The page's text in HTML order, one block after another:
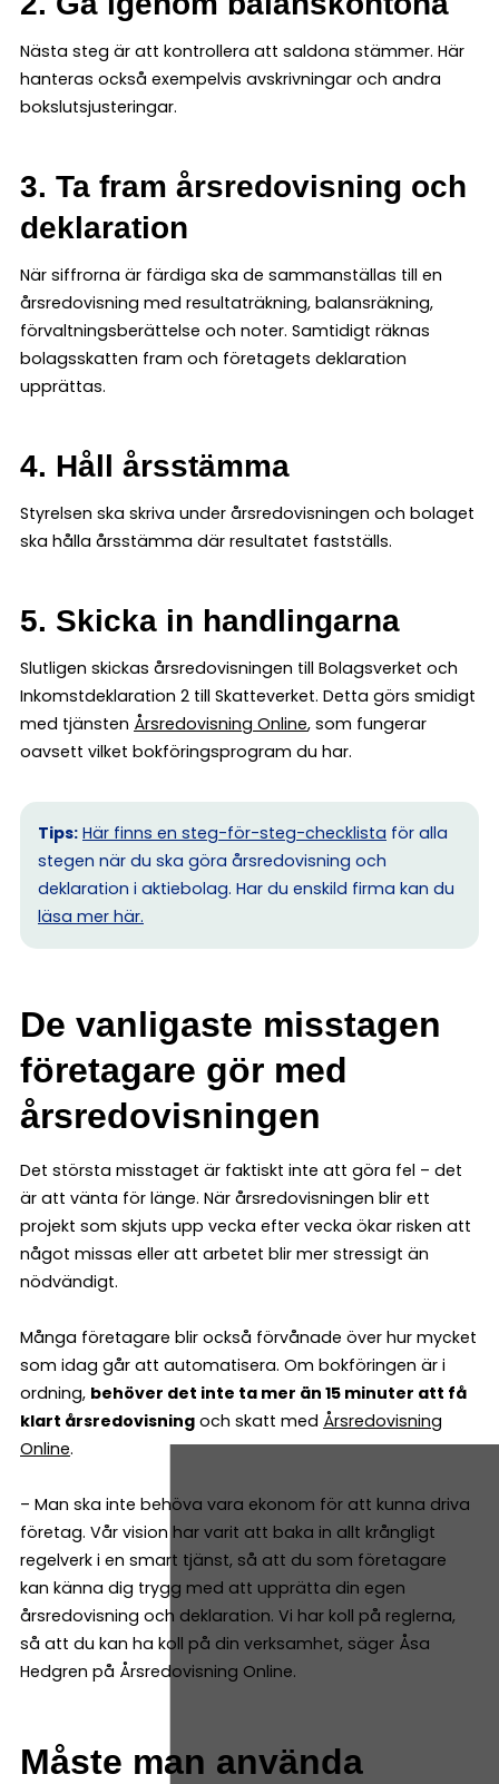
Nästa steg är att kontrollera att saldona stämmer. Här
hanteras också exempelvis avskrivningar och andra
bokslutsjusteringar.
3. Ta fram årsredovisning och
deklaration
När siffrorna är färdiga ska de sammanställas till en
årsredovisning med resultaträkning, balansräkning,
förvaltningsberättelse och noter. Samtidigt räknas
bolagsskatten fram och företagets deklaration
upprättas.
4. Håll årsstämma
Styrelsen ska skriva under årsredovisningen och bolaget
ska hålla årsstämma där resultatet fastställs.
5. Skicka in handlingarna
Slutligen skickas årsredovisningen till Bolagsverket och
Inkomstdeklaration 2 till Skatteverket. Detta görs smidigt
med tjänsten Årsredovisning Online, som fungerar
oavsett vilket bokföringsprogram du har.
Tips: Här finns en steg-för-steg-checklista för alla
stegen när du ska göra årsredovisning och
deklaration i aktiebolag. Har du enskild firma kan du
läsa mer här.
De vanligaste misstagen
företagare gör med
årsredovisningen
Det största misstaget är faktiskt inte att göra fel – det
är att vänta för länge. När årsredovisningen blir ett
projekt som skjuts upp vecka efter vecka ökar risken att
något missas eller att arbetet blir mer stressigt än
nödvändigt.
Många företagare blir också förvånade över hur mycket
som idag går att automatisera. Om bokföringen är i
ordning, behöver det inte ta mer än 15 minuter att få
klart årsredovisning och skatt med Årsredovisning
Online.
– Man ska inte behöva vara ekonom för att kunna driva
företag. Vår vision har varit att baka in allt krångligt
regelverk i en smart tjänst, så att du som företagare
kan känna dig trygg med att upprätta din egen
årsredovisning och deklaration. Vi har koll på reglerna,
så att du kan ha koll på din verksamhet, säger Åsa
Hedgren på Årsredovisning Online.
Måste man använda